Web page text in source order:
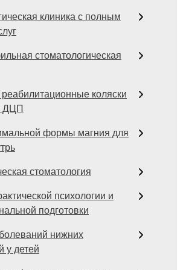
клиника с полным
стоматологическая
коляски
ДЦП
формы магния для
стоматология
психологии и
подготовки
нижних
у детей